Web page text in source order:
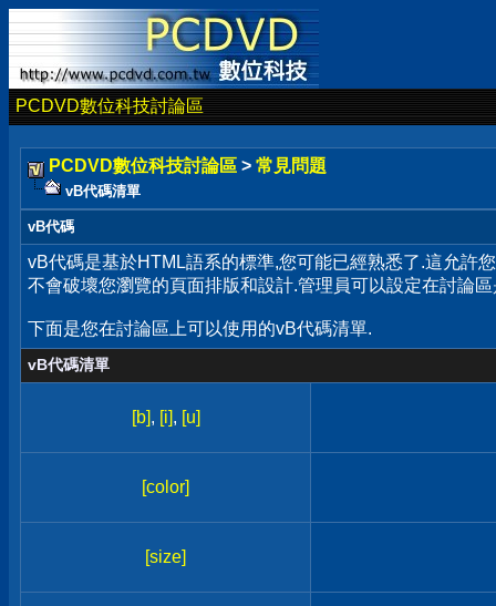
PCDVD數位科技討論區
PCDVD數位科技討論區 > 常見問題
vB代碼清單
vB代碼
vB代碼是基於HTML語系的標準,您可能已經熟悉了.這允許
不會破壞您瀏覽的頁面排版和設計.管理員可以設定在討論
下面是您在討論區上可以使用的vB代碼清單.
vB代碼清單
[b], [i], [u]
[color]
[size]